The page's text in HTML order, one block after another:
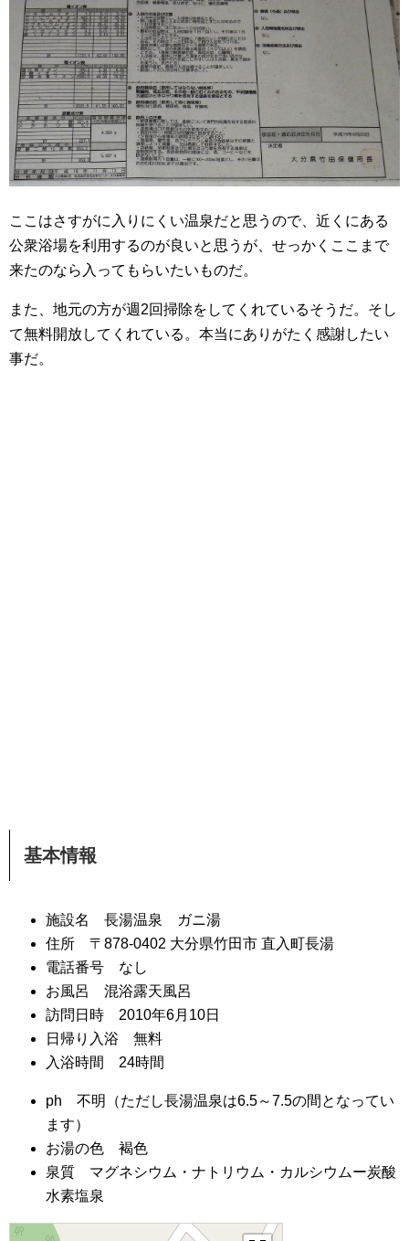
ここはさすがに入りにくい温泉だと思うので、近くにある
公衆浴場を利用するのが良いと思うが、せっかくここまで
来たのなら入ってもらいたいものだ。
また、地元の方が週2回掃除をしてくれているそうだ。そし
て無料開放してくれている。本当にありがたく感謝したい
事だ。
基本情報
施設名 長湯温泉 ガニ湯
住所 〒878-0402 大分県竹田市 直入町長湯
電話番号 なし
お風呂 混浴露天風呂
訪問日時 2010年6月10日
日帰り入浴 無料
入浴時間 24時間
ph 不明（ただし長湯温泉は6.5～7.5の間となってい
ます）
お湯の色 褐色
泉質 マグネシウム・ナトリウム・カルシウムー炭酸
水素塩泉